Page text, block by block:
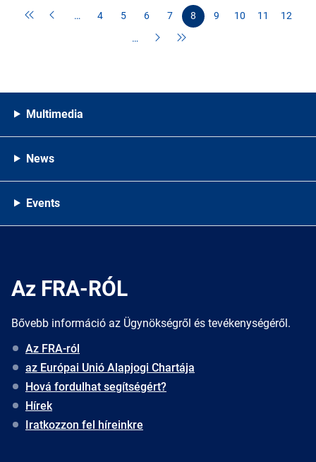
… 4 5 6 7 8 9 10 11
12
…
Multimedia
News
Events
Az FRA-RÓL
Bővebb információ az Ügynökségről és tevékenységéről.
Az FRA-ról
az Európai Unió Alapjogi Chartája
Hová fordulhat segítségért?
Hírek
Iratkozzon fel híreinkre